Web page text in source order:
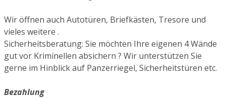
Wir öffnen auch Autotüren, Briefkästen, Tresore und
vieles weitere .
Sicherheitsberatung: Sie möchten Ihre eigenen 4 Wände
gut vor Kriminellen absichern ? Wir unterstützen Sie
gerne im Hinblick auf Panzerriegel, Sicherheitstüren etc.
Bezahlung